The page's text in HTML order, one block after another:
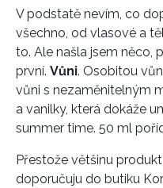
V podstatě nevím, co
všechno, od vlasové a
to. Ale našla jsem něco,
první. Vůni. Osobitou
vůni s nezaměnitelným
a vanilky, která dokáže
summer time. 50 ml
Přestože většinu
doporučuju do butiku